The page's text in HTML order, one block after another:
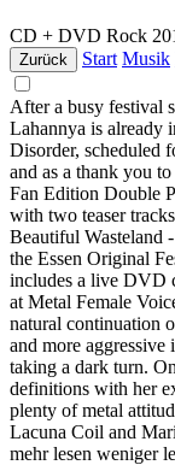
CD + DVD Rock
Zurück Start Musik
After a busy festival
Lahannya is already
Disorder, scheduled
and as a thank you
Fan Edition Double
with two teaser
Beautiful Wasteland
the Essen Original
includes a live DVD
at Metal Female
natural continuation
and more
taking a dark turn.
definitions with her
plenty of metal
Lacuna Coil and
mehr lesen weniger